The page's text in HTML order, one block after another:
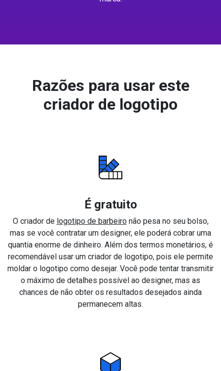
Razões para usar este
criador de logotipo
É gratuito
O criador de logotipo de barbeironão pesa no seu bolso,
mas se você contratar um designer, ele poderá cobrar uma
quantia enorme de dinheiro. Além dos termos monetários, é
recomendável usar um criador de logotipo, pois ele permite
moldar o logotipo como desejar. Você pode tentar transmitir
o máximo de detalhes possível ao designer, mas as
chances de não obter os resultados desejados ainda
permanecem altas.